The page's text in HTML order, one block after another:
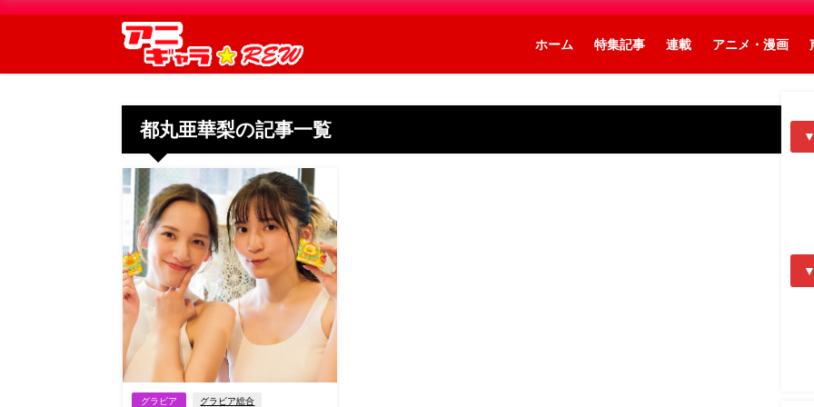
ホーム 特集記事 連載 アニメ・漫画
都丸亜華梨の記事一覧
グラビア グラビア総合